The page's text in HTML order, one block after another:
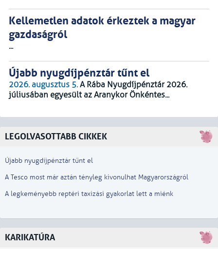
Kellemetlen adatok érkeztek a magyar
gazdaságról
...
Újabb nyugdíjpénztár tűnt el
2026. augusztus 5.A Rába Nyugdíjpénztár 2026.
júliusában egyesült az Aranykor Önkéntes...
LEGOLVASOTTABB CIKKEK
Újabb nyugdíjpénztár tűnt el
A Tesco most már aztán tényleg kivonulhat Magyarországról
A legkeményebb reptéri taxizási gyakorlat lett a miénk
KARIKATÚRA